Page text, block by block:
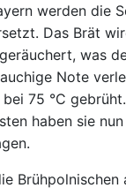
werden die
Das Brät
was
Note
75 °C
haben sie
Brühpolnischen